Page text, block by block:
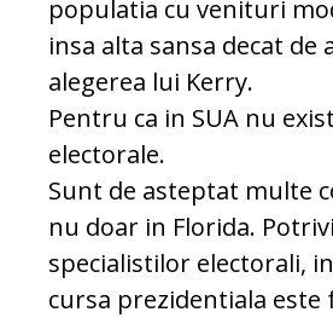
populatia cu venituri
insa alta sansa decat de
alegerea lui Kerry.
Pentru ca in SUA nu
electorale.
Sunt de asteptat multe
nu doar in Florida.
specialistilor electorali,
cursa prezidentiala este